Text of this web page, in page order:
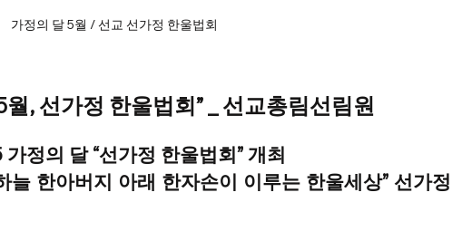
가정의 달 5월 / 선교 선가정 한울법회
, 선가정 한울법회” _ 선교총림선림원
정의 달 “선가정 한울법회” 개최
늘 한아버지 아래 한자손이 이루는 한울세상” 선가정